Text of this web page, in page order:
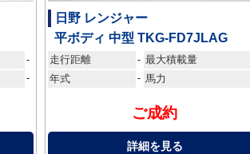
-
-
日野 レンジャー
平ボディ 中型 TKG-FD7JLAG
走行距離 - 最大積載量
年式 - 馬力
ご成約
詳細を見る